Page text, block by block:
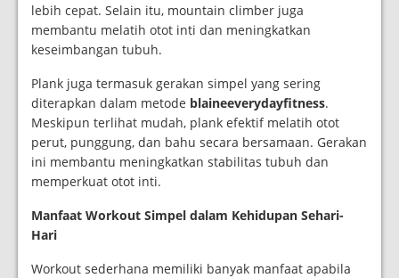
lebih cepat. Selain itu, mountain climber juga
membantu melatih otot inti dan meningkatkan
keseimbangan tubuh.
Plank juga termasuk gerakan simpel yang sering
diterapkan dalam metode blaineeverydayfitness.
Meskipun terlihat mudah, plank efektif melatih otot
perut, punggung, dan bahu secara bersamaan. Gerakan
ini membantu meningkatkan stabilitas tubuh dan
memperkuat otot inti.
Manfaat Workout Simpel dalam Kehidupan Sehari-
Hari
Workout sederhana memiliki banyak manfaat apabila